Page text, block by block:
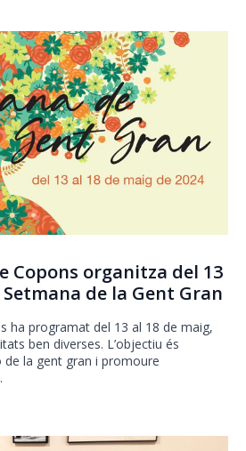
Copons organitza del 13
de la Gent Gran
ha programat del 13 al 18 de maig,
ben diverses. L’objectiu és
la gent gran i promoure